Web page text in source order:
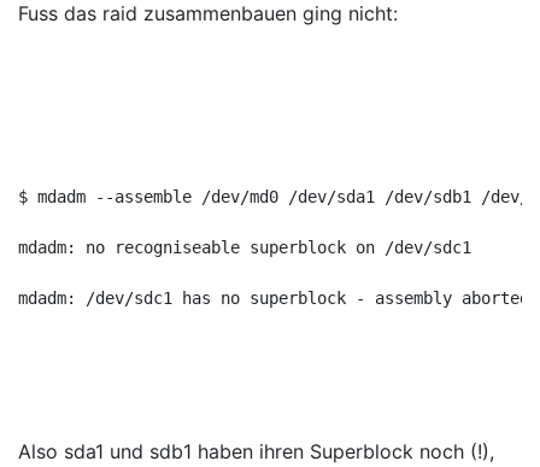
Fuss das raid zusammenbauen ging nicht:
$ mdadm --assemble /dev/md0 /dev/sda1 /dev/sdb1 /dev/
mdadm: no recogniseable superblock on /dev/sdc1
mdadm: /dev/sdc1 has no superblock - assembly aborted
Also sda1 und sdb1 haben ihren Superblock noch (!),